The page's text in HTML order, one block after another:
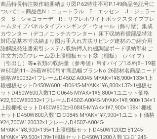
商品特長特注製作範囲納まり図P.62特注不可P.149商品色記号に
ついて□＝商品色N：ニュートラル E：エッセン J：ジェラー
タ S：ショコラーデ R：リフレホワイトボックスタイプフレ
ームタイプパネルタイプハンギング・ウォール（飾り壁）集成
カウンター（デコ／ニッチカウンター）床下収納有償部品特注
対応品基本寸法納まり図お手入れ方法リビング建材のご紹介用
語解説発注書索引システム収納押入れ棚調湿ボード収納部材ご
注文方法①フレーム②上段棚板セット③（棚板）（パイプ）
（引出し）等●衣類の収納量（参考値）吊すパイプ1本約8∼19着
W600約11∼26着W800吊す商品幅プランNo.26部材名商品コード
価格W60032×1フレームD450Z-A0045-MYAK×1¥8,900×133×1上
段棚板セットD450W600□-B0645-MYAK×1¥6,800×137×1棚板セ
ットD450W600入数1□-C0645-MYAK×1¥6,800×1ユニット価格
¥22,500W80032×1フレームD450Z-A0045-MYAK×1¥8,900×134×1
上段棚板セットD450W800□-B0845-MYAK×1¥7,900×138×1棚板
セットD450W800入数1□-C0845-MYAK×1¥7,900×1ユニット価格
¥24,700W120032×1フレームD450Z-A0045-
MYAK×1¥8,900×135×1上段棚板セットD450W1200□-B1245-
MYAK×1¥9,500×139×1棚板セットD450W1200入数1□-C1245-